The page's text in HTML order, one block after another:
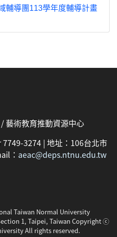
輔導團113學年度輔導計畫
藝術教育推動資源中心
3274 | 地址：106台北市
： aeac@deps.ntnu.edu.tw
Taiwan Normal University
1, Taipei, Taiwan Copyright ⓒ
All rights reserved.